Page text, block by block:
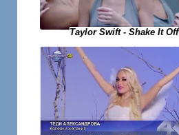
Taylor Swift - Shake It Off